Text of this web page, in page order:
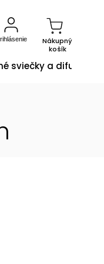
Nákupný
košík
sviečky a difuzéry